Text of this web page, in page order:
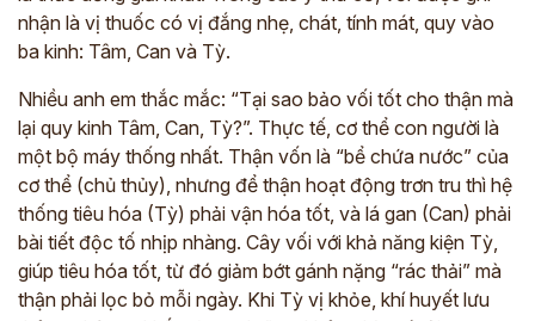
nhận là vị thuốc có vị đắng nhẹ, chát, tính mát, quy vào
ba kinh: Tâm, Can và Tỳ.
Nhiều anh em thắc mắc: “Tại sao bảo vối tốt cho thận mà
lại quy kinh Tâm, Can, Tỳ?”. Thực tế, cơ thể con người là
một bộ máy thống nhất. Thận vốn là “bể chứa nước” của
cơ thể (chủ thủy), nhưng để thận hoạt động trơn tru thì hệ
thống tiêu hóa (Tỳ) phải vận hóa tốt, và lá gan (Can) phải
bài tiết độc tố nhịp nhàng. Cây vối với khả năng kiện Tỳ,
giúp tiêu hóa tốt, từ đó giảm bớt gánh nặng “rác thải” mà
thận phải lọc bỏ mỗi ngày. Khi Tỳ vị khỏe, khí huyết lưu